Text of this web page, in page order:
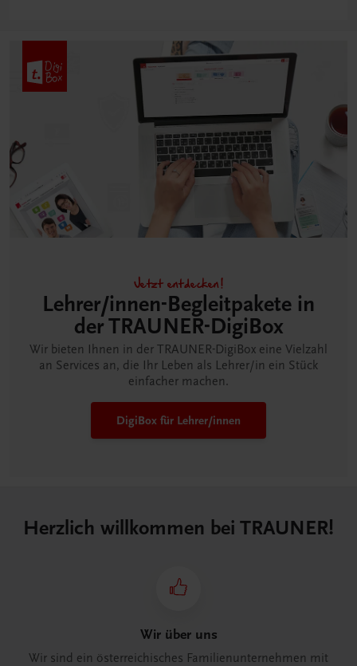
Jetzt entdecken!
Lehrer/innen-Begleitpakete in
der TRAUNER-DigiBox
Wir bieten Ihnen in der TRAUNER-DigiBox eine Vielzahl
an Services an, die Ihr Leben als Lehrer/in ein Stück
einfacher machen.
DigiBox für Lehrer/innen
Herzlich willkommen bei TRAUNER!
Wir über uns
Wir sind ein österreichisches Familienunternehmen mit